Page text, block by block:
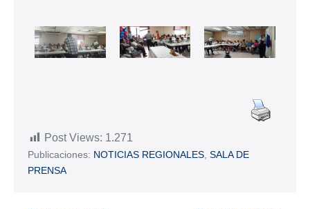
Post Views: 1.271
Publicaciones: NOTICIAS REGIONALES SALA DE
PRENSA